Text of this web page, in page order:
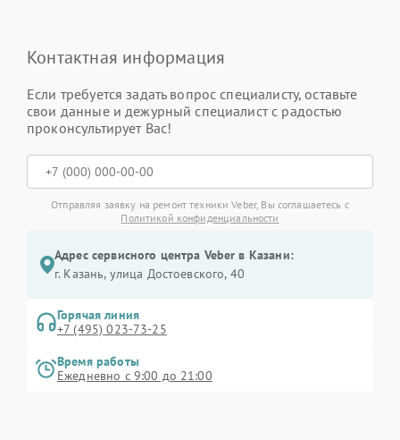
Контактная информация
Если требуется задать вопрос специалисту, оставьте
свои данные и дежурный специалист с радостью
проконсультирует Вас!
Отправляя заявку на ремонт техники Veber, Вы соглашаетесь с
Политикой конфиденциальности
Адрес сервисного центра Veber в Казани:
г. Казань, улица Достоевского, 40
Горячая линия
+7 (495) 023-73-25
Время работы
Ежедневно с 9:00 до 21:00